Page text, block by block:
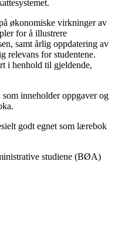
økonomiske virkninger av
for å illustrere
samt årlig oppdatering av
relevans for studentene.
i henhold til gjeldende,
inneholder oppgaver og
godt egnet som lærebok
studiene (BØA)